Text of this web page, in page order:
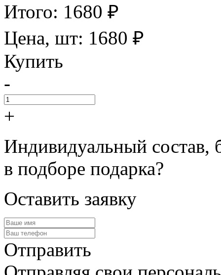
Итого: 1680 ₽
Цена, шт: 1680 ₽
Купить
-
+
Индивидуальный состав,
в подборе подарка?
Оставить заявку
Отправить